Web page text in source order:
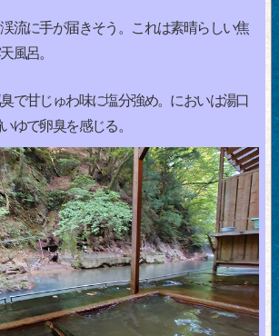
流に手が届きそう。これは素晴らしい焦
風呂。
で甘じゅわ味に塩分強め。においは湯口
ゆで卵臭を感じる。